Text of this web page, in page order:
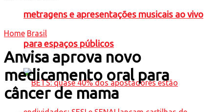
metragens e apresentações musicais ao vivo
para espaços públicos
Home Brasil
Anvisa aprova novo
medicamento oral para
câncer de mama